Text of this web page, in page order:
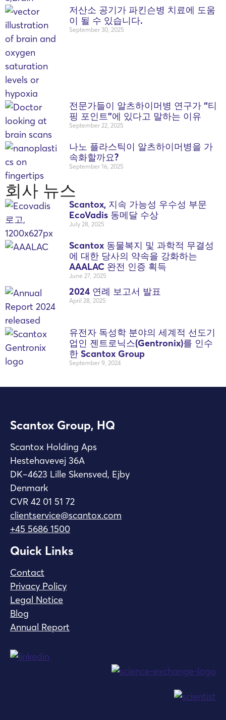
저산소 공기가 파킨슨병 치료에 도움
이 될 수 있습니다.
September 30, 2025
전문가들이 알츠하이머병 연구가 “티
핑 포인트”에 있다고 말하는 이유
September 22, 2025
나노 플라스틱이 알츠하이머병을 가
속화할까요?
September 16, 2025
회사 뉴스
Scantox, 지속 가능성 우수성 부문
EcoVadis 동메달 수상
July 28, 2025
Scantox 동물복지 및 과학적 무결성
에 대한 당사의 약속을 강화하는
AAALAC 완전 인증 획득
June 27, 2025
2024 연례 보고서 발표
April 28, 2025
유전자 독성학 분야의 세계적 선도기
업인 젠트로닉스(Gentronix)를 인수
한 Scantox Group
September 9, 2024
Scantox Group, HQ
Scantox Holding Aps
Hestehavevej 36A
DK–4623 Lille Skensved, Ejby
Denmark
CVR 42 01 51 72
clientservice@scantox.com
+45 5686 1500
Quick Links
Contact
Privacy Policy
Legal Notice
Blog
Annual Report